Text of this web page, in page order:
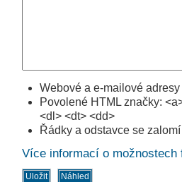
Webové a e-mailové
Povolené HTML značky:
<dl> <dt> <dd>
Řádky a odstavce se
Více informací o možnostech